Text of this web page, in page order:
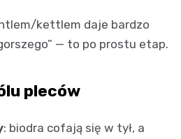
kettlem daje bardzo
— to po prostu etap.
pleców
: biodra cofają się w tył, a